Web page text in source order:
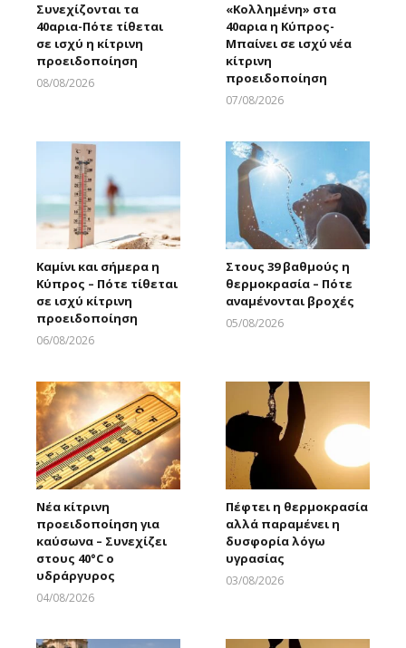
Συνεχίζονται τα
40αρια-Πότε τίθεται
σε ισχύ η κίτρινη
προειδοποίηση
08/08/2026
«Κολλημένη» στα
40αρια η Κύπρος-
Μπαίνει σε ισχύ νέα
κίτρινη
προειδοποίηση
07/08/2026
Καμίνι και σήμερα η
Κύπρος – Πότε τίθεται
σε ισχύ κίτρινη
προειδοποίηση
06/08/2026
Στους 39 βαθμούς η
θερμοκρασία – Πότε
αναμένονται βροχές
05/08/2026
Νέα κίτρινη
προειδοποίηση για
καύσωνα – Συνεχίζει
στους 40°C ο
υδράργυρος
04/08/2026
Πέφτει η θερμοκρασία
αλλά παραμένει η
δυσφορία λόγω
υγρασίας
03/08/2026